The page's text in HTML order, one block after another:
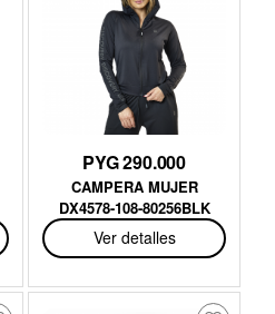
PYG 290.000
CAMPERA MUJER
DX4578-108-80256BLK
Ver detalles